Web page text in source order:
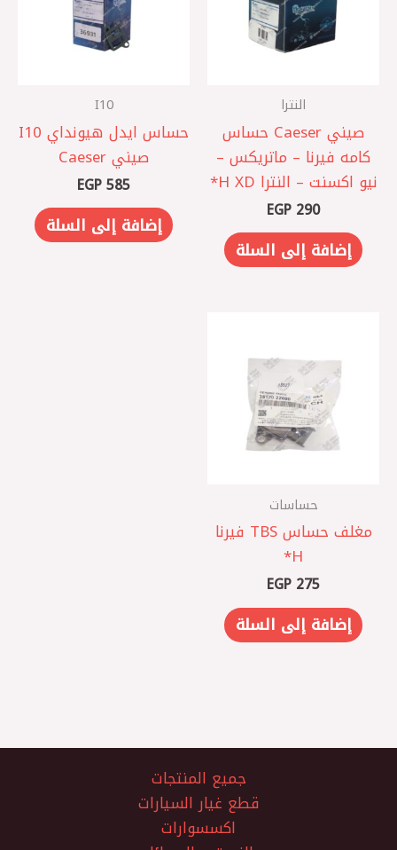
النترا
صيني Caeser حساس
كامه فيرنا – ماتريكس –
نيو اكسنت – النترا XD ‏H*
EGP 290
إضافة إلى السلة
I10
حساس ايدل هيونداي I10
صيني Caeser
EGP585
إضافة إلى السلة
حساسات
مغلف حساس TBS فيرنا
EGP 275
إضافة إلى السلة
جميع المنتجات
قطع غيار السيارات
اكسسوارات